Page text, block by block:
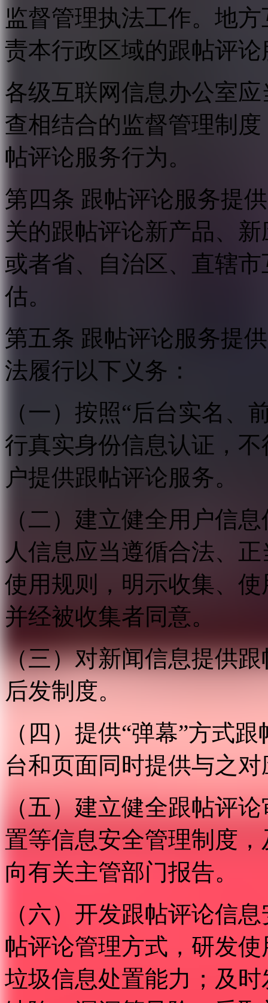
监督管理执法工作。地
责本行政区域的跟帖评
各级互联网信息办公室
查相结合的监督管理制
帖评论服务行为。
第四条 跟帖评论服务提
关的跟帖评论新产品、
或者省、自治区、直辖
估。
第五条 跟帖评论服务提
法履行以下义务：
（一）按照“后台实名、
行真实身份信息认证，
户提供跟帖评论服务。
（二）建立健全用户信
人信息应当遵循合法、
使用规则，明示收集、
并经被收集者同意。
（三）对新闻信息提供
后发制度。
（四）提供“弹幕”方式
台和页面同时提供与之
（五）建立健全跟帖评
置等信息安全管理制度
向有关主管部门报告。
（六）开发跟帖评论信
帖评论管理方式，研发
垃圾信息处置能力；及